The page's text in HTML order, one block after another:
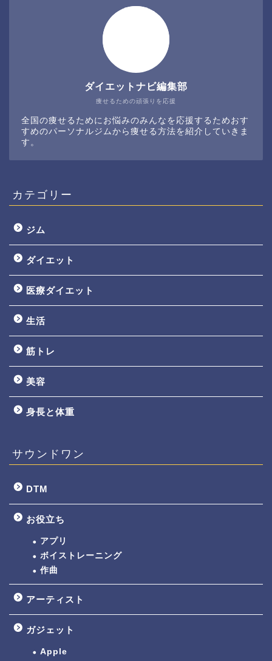
痩せるための頑張りを応援
ダイエットナビ編集部
全国の痩せるためにお悩みのみんなを応援するためおす
すめのパーソナルジムから痩せる方法を紹介していきま
す。
カテゴリー
ジム
ダイエット
医療ダイエット
生活
筋トレ
美容
身長と体重
サウンドワン
DTM
お役立ち
アプリ
ボイストレーニング
作曲
アーティスト
ガジェット
Apple